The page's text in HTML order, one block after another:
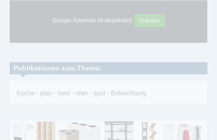
Google Adsense ist deaktiviert. Erlauben
Publikationen zum Thema:
Küche - plan - herd - ofen - spül - Beleuchtung